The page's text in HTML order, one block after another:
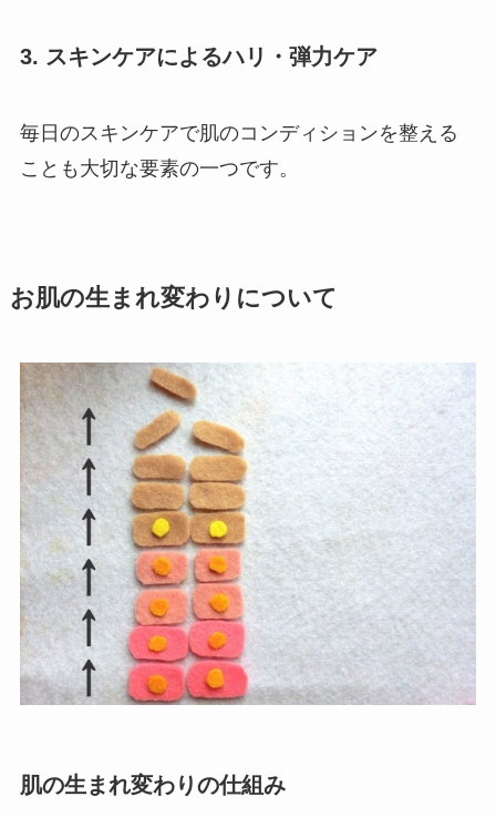
3. スキンケアによるハリ・弾力ケア
毎日のスキンケアで肌のコンディションを整える
ことも大切な要素の一つです。
お肌の生まれ変わりについて
肌の生まれ変わりの仕組み